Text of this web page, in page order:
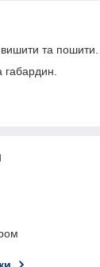
вишити та пошити.